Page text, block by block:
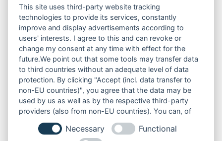
BAUPUMPEN
FÜR SCHMUTZWASSER
FÜR SCHLAMMWASSER
FÜR ABWASSER
FÜR RESTWASSER
LINKS
ÜBER UNS
PRODUKTE
This site uses third-party website tracking
technologies to provide its services, constantly
improve and display advertisements according to
users' interests. I agree to this and can revoke or
change my consent at any time with effect for the
future.We point out that some tools may transfer data
to third countries without an adequate level of data
protection. By clicking "Accept (incl. data transfer to
non-EU countries)", you agree that the data may be
used by us as well as by the respective third-party
providers (also from non-EU countries). You can, of
course, change your cookie settings at any time.
Necessary
Functional